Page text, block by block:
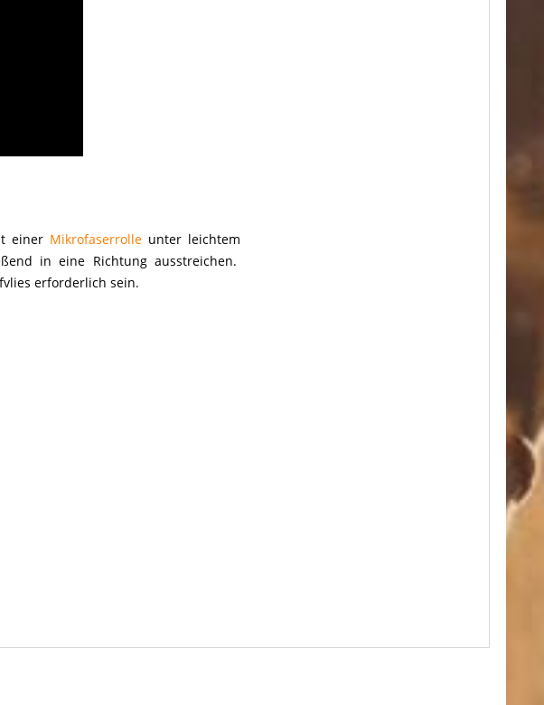
einer Mikrofaserrolle unter leichtem
in eine Richtung ausstreichen.
erforderlich sein.